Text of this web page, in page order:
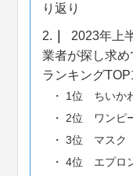
り返り
2.
2023年上
業者が探し求
ランキング
1位 ちいか
2位 ワンピ
3位 マスク
4位 エプロ